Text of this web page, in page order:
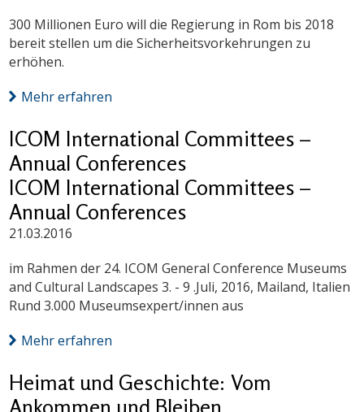
300 Millionen Euro will die Regierung in Rom bis 2018
bereit stellen um die Sicherheitsvorkehrungen zu
erhöhen.
Mehr erfahren
ICOM International Committees –
Annual Conferences
ICOM International Committees –
Annual Conferences
21.03.2016
im Rahmen der 24. ICOM General Conference Museums
and Cultural Landscapes 3. - 9 .Juli, 2016, Mailand, Italien
Rund 3.000 Museumsexpert/innen aus
Mehr erfahren
Heimat und Geschichte: Vom